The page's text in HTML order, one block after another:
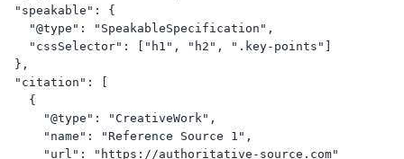
  "speakable": {
    "@type": "SpeakableSpecification",
    "cssSelector": ["h1", "h2", ".key-points"]
  },
  "citation": [
    {
      "@type": "CreativeWork",
      "name": "Reference Source 1",
      "url": "https://authoritative-source.com"